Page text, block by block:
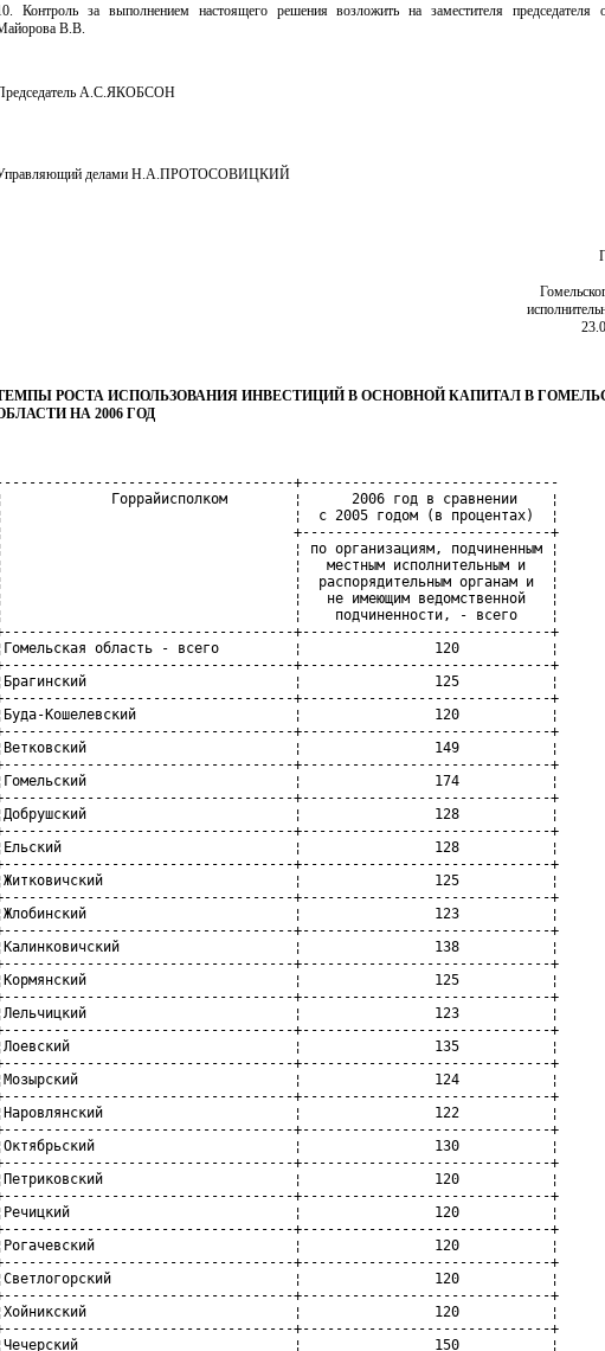
Контроль за выполнением настоящего решения возложить на заместителя председателя
В.В.
А.С.ЯКОБСОН
делами Н.А.ПРОТОСОВИЦКИЙ
РОСТА ИСПОЛЬЗОВАНИЯ ИНВЕСТИЦИЙ В ОСНОВНОЙ КАПИТАЛ В
НА 2006 ГОД
+-------------------------------
¦             Горрайисполком        ¦      2006 год в сравнении    ¦
¦                                   ¦  с 2005 годом (в процентах)  ¦
¦                                   +------------------------------+
¦                                   ¦ по организациям, подчиненным ¦
¦                                   ¦   местным исполнительным и   ¦
¦                                   ¦  распорядительным органам и  ¦
¦                                   ¦   не имеющим ведомственной   ¦
¦                                   ¦    подчиненности, - всего    ¦
+------------------------------+
¦Гомельская область - всего         ¦                120           ¦
+------------------------------+
¦Брагинский                         ¦                125           ¦
+------------------------------+
¦Буда-Кошелевский                   ¦                120           ¦
+------------------------------+
¦Ветковский                         ¦                149           ¦
+------------------------------+
¦Гомельский                         ¦                174           ¦
+------------------------------+
¦Добрушский                         ¦                128           ¦
+------------------------------+
¦Ельский                            ¦                128           ¦
+------------------------------+
¦Житковичский                       ¦                125           ¦
+------------------------------+
¦Жлобинский                         ¦                123           ¦
+------------------------------+
¦Калинковичский                     ¦                138           ¦
+------------------------------+
¦Кормянский                         ¦                125           ¦
+------------------------------+
¦Лельчицкий                         ¦                123           ¦
+------------------------------+
¦Лоевский                           ¦                135           ¦
+------------------------------+
¦Мозырский                          ¦                124           ¦
+------------------------------+
¦Наровлянский                       ¦                122           ¦
+------------------------------+
¦Октябрьский                        ¦                130           ¦
+------------------------------+
¦Петриковский                       ¦                120           ¦
+------------------------------+
¦Речицкий                           ¦                120           ¦
+------------------------------+
¦Рогачевский                        ¦                120           ¦
+------------------------------+
¦Светлогорский                      ¦                120           ¦
+------------------------------+
¦Хойникский                         ¦                120           ¦
+------------------------------+
¦Чечерский                          ¦                150           ¦